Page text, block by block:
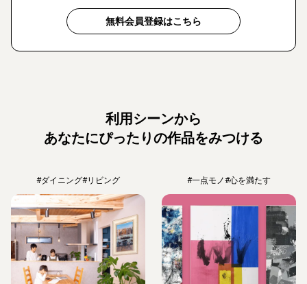
無料会員登録はこちら
利用シーンから
あなたにぴったりの作品をみつける
#ダイニング#リビング #一点モノ#心を満たす